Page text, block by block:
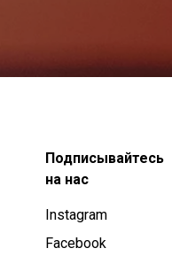
Подписывайтесь
на нас
Instagram
Facebook